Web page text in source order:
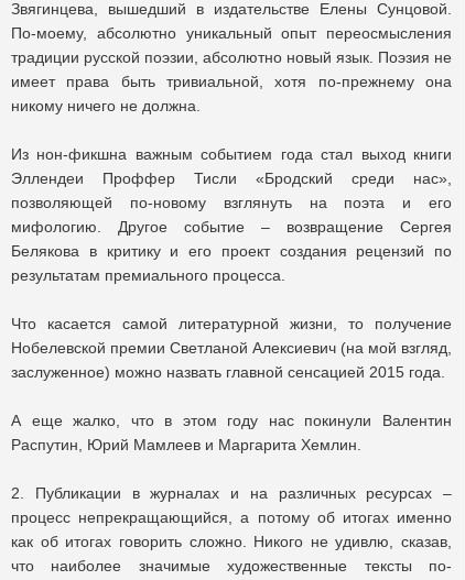
Звягинцева, вышедший в издательстве Елены Сунцовой.
По-моему, абсолютно уникальный опыт переосмысления
традиции русской поэзии, абсолютно новый язык. Поэзия не
имеет права быть тривиальной, хотя по-прежнему она
никому ничего не должна.
Из нон-фикшна важным событием года стал выход книги
Эллендеи Проффер Тисли «Бродский среди нас»,
позволяющей по-новому взглянуть на поэта и его
мифологию. Другое событие – возвращение Сергея
Белякова в критику и его проект создания рецензий по
результатам премиального процесса.
Что касается самой литературной жизни, то получение
Нобелевской премии Светланой Алексиевич (на мой взгляд,
заслуженное) можно назвать главной сенсацией 2015 года.
А еще жалко, что в этом году нас покинули Валентин
Распутин, Юрий Мамлеев и Маргарита Хемлин.
2. Публикации в журналах и на различных ресурсах –
процесс непрекращающийся, а потому об итогах именно
как об итогах говорить сложно. Никого не удивлю, сказав,
что наиболее значимые художественные тексты по-